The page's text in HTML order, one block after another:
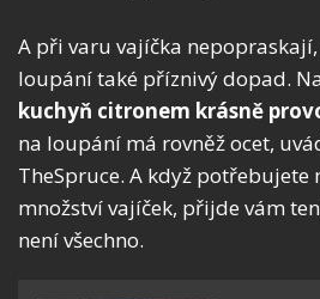
A při varu vajíčka nepopraskají,
loupání také příznivý dopad.
kuchyň citronem krásně
na loupání má rovněž ocet,
TheSpruce. A když
množství vajíček, přijde vám
není všechno.